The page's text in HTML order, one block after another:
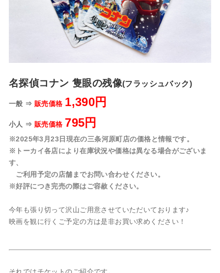
名探偵コナン 隻眼の残像(フラッシュバック)
一般 ⇒ 販売価格 1,390円
小人 ⇒ 販売価格 795円
※2025年3月23日現在の三条河原町店の価格と情報です。
※トーカイ各店により在庫状況や価格は異なる場合がございま
す、
ご利用予定の店舗までお問い合わせください。
※好評につき完売の際はご容赦ください。
今年も張り切って沢山ご用意させていただいております♪
映画を観に行くご予定の方は是非お買い求めください！